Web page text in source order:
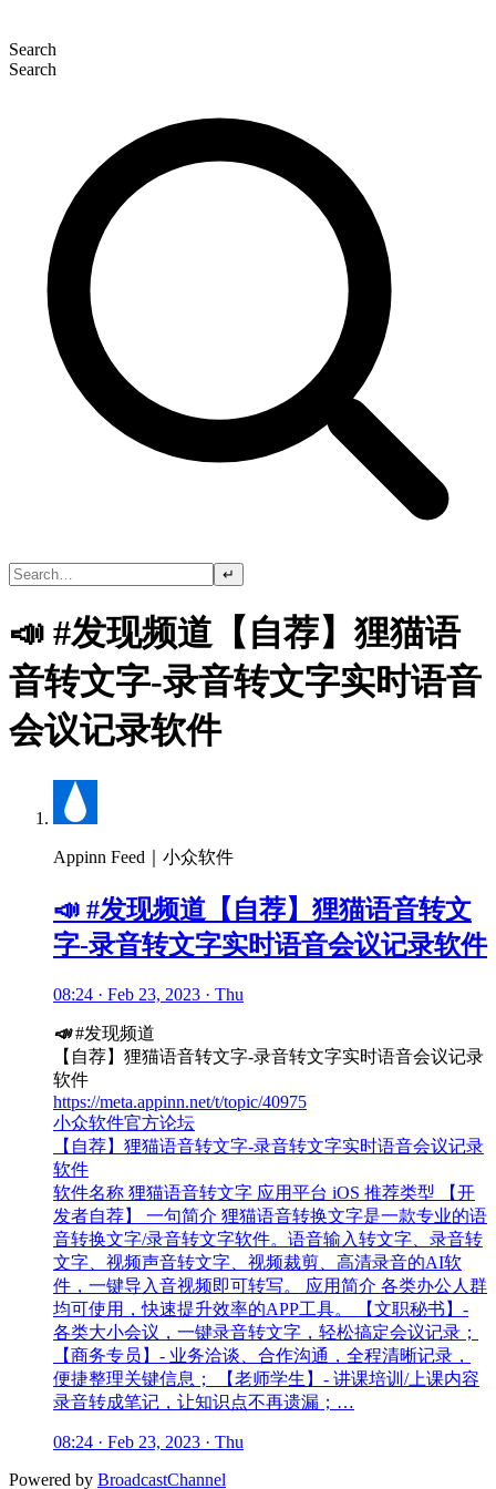
Search
Search
↵
📣 #发现频道【自荐】狸猫语
音转文字-录音转文字实时语音
会议记录软件
Appinn Feed｜小众软件
📣 #发现频道【自荐】狸猫语音转文
字-录音转文字实时语音会议记录软件
08:24 · Feb 23, 2023 · Thu
📣#发现频道
【自荐】狸猫语音转文字-录音转文字实时语音会议记录
软件
https://meta.appinn.net/t/topic/40975
小众软件官方论坛
【自荐】狸猫语音转文字-录音转文字实时语音会议记录
软件
软件名称 狸猫语音转文字 应用平台 iOS 推荐类型 【开
发者自荐】 一句简介 狸猫语音转换文字是一款专业的语
音转换文字/录音转文字软件。语音输入转文字、录音转
文字、视频声音转文字、视频裁剪、高清录音的AI软
件，一键导入音视频即可转写。 应用简介 各类办公人群
均可使用，快速提升效率的APP工具。 【文职秘书】-
各类大小会议，一键录音转文字，轻松搞定会议记录；
【商务专员】- 业务洽谈、合作沟通，全程清晰记录，
便捷整理关键信息； 【老师学生】- 讲课培训/上课内容
录音转成笔记，让知识点不再遗漏；…
08:24 · Feb 23, 2023 · Thu
Powered by BroadcastChannel